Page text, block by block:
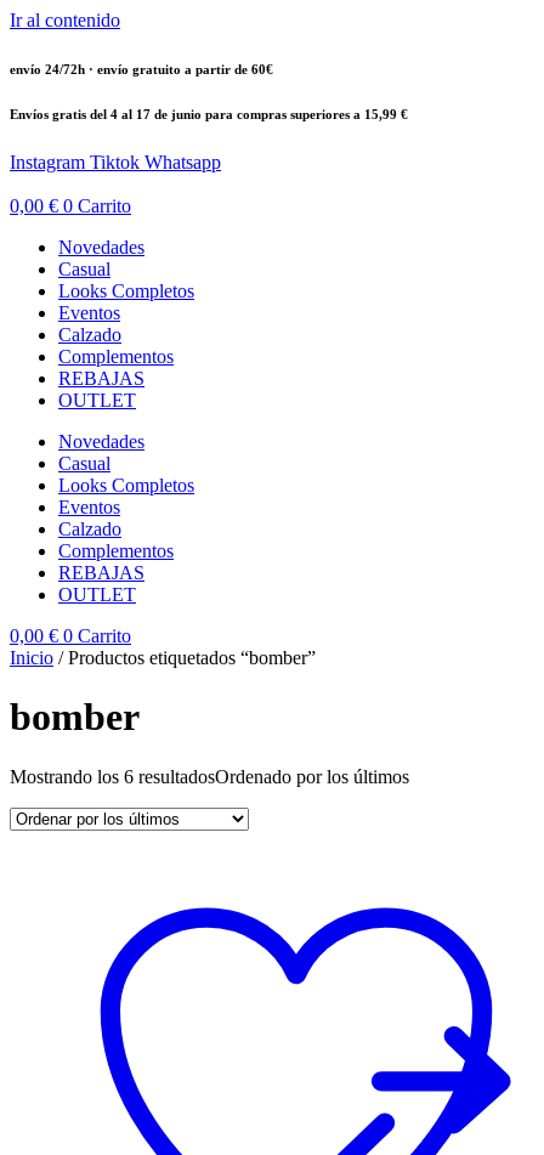
Ir al contenido
envío 24/72h · envío gratuito a partir de 60€
Envíos gratis del 4 al 17 de junio para compras superiores a 15,99 €
Instagram Tiktok Whatsapp
0,00 € 0 Carrito
Novedades
Casual
Looks Completos
Eventos
Calzado
Complementos
REBAJAS
OUTLET
Novedades
Casual
Looks Completos
Eventos
Calzado
Complementos
REBAJAS
OUTLET
0,00 € 0 Carrito
Inicio / Productos etiquetados “bomber”
bomber
Mostrando los 6 resultadosOrdenado por los últimos